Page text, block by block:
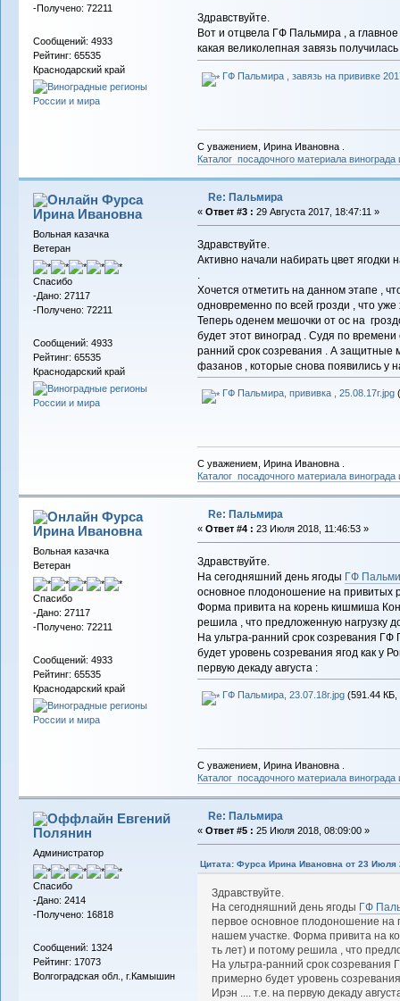
-Получено: 72211
Сообщений: 4933
Рейтинг: 65535
Краснодарский край
Здравствуйте.
Вот и отцвела ГФ Пальмира , а
какая великолепная завязь получилась
ГФ Пальмира , завязь на прививке
С уважением, Ирина Ивановна .
Каталог посадочного материала
Фурса
Ирина Ивановна
Вольная казачка
Ветеран
Спасибо
-Дано: 27117
-Получено: 72211
Сообщений: 4933
Рейтинг: 65535
Краснодарский край
Re: Пальмира
« Ответ #3 : 29 Августа 2017, 18:47:11 »
Здравствуйте.
Активно начали набирать цвет ягодки
Хочется отметить на данном этапе ,
одновременно по всей грозди , что
Теперь оденем мешочки от ос на
будет этот виноград . Судя по
ранний срок созревания . А защитные
фазанов , которые снова появились у
ГФ Пальмира, прививка , 25.08.17г.jpg
С уважением, Ирина Ивановна .
Каталог посадочного материала
Фурса
Ирина Ивановна
Вольная казачка
Ветеран
Спасибо
-Дано: 27117
-Получено: 72211
Сообщений: 4933
Рейтинг: 65535
Краснодарский край
Re: Пальмира
« Ответ #4 : 23 Июля 2018, 11:46:53 »
Здравствуйте.
На сегодняшний день ягоды ГФ
основное плодоношение на привитых
Форма привита на корень кишмиша
решила , что предложенную нагрузку
На ультра-ранний срок созревания
будет уровень созревания ягод как у
первую декаду августа :
ГФ Пальмира, 23.07.18г.jpg(591.44 КБ,
С уважением, Ирина Ивановна .
Каталог посадочного материала
Евгений
Полянин
Администратор
Спасибо
-Дано: 2414
-Получено: 16818
Сообщений: 1324
Рейтинг: 17073
Волгоградская обл., г.Камышин
Re: Пальмира
« Ответ #5 : 25 Июля 2018, 08:09:00 »
Цитата: Фурса Ирина Ивановна от 23 Июля
Здравствуйте.
На сегодняшний день ягоды ГФ
первое основное плодоношение на
нашем участке. Форма привита на
ть лет) и потому решила , что
На ультра-ранний срок
примерно будет уровень
Ирэн .... т.е. на первую декаду